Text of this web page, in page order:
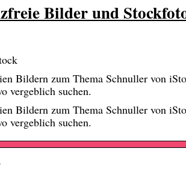
Bilder und
Bildern zum Thema Schnuller von
vergeblich suchen.
Bildern zum Thema Schnuller von
vergeblich suchen.